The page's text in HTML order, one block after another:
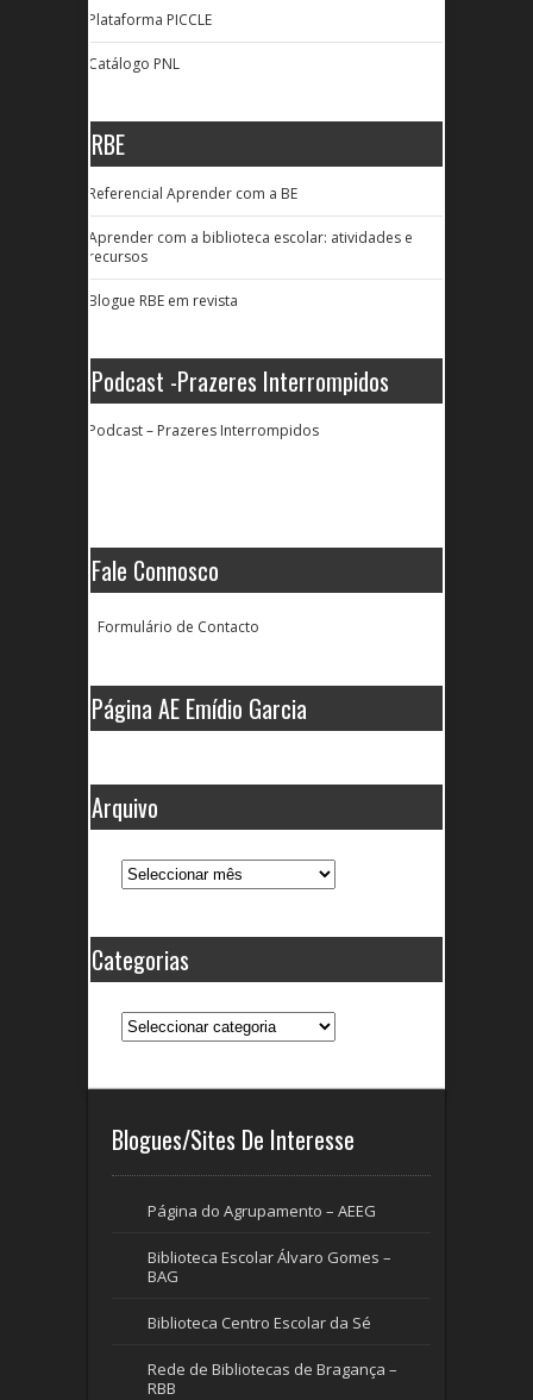
Plataforma PICCLE
Catálogo PNL
RBE
Referencial Aprender com a BE
Aprender com a biblioteca escolar: atividades e
recursos
Blogue RBE em revista
Podcast -Prazeres Interrompidos
Podcast – Prazeres Interrompidos
Fale Connosco
Formulário de Contacto
Página AE Emídio Garcia
Arquivo
Arquivo
Categorias
Categorias
Blogues/Sites De Interesse
Página do Agrupamento – AEEG
Biblioteca Escolar Álvaro Gomes –
BAG
Biblioteca Centro Escolar da Sé
Rede de Bibliotecas de Bragança –
RBB